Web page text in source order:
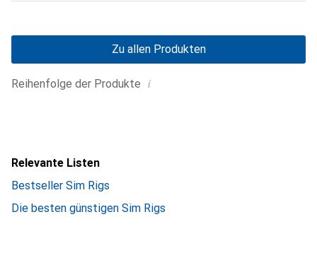
Reihenfolge der Produkte i
Zu allen Produkten
Relevante Listen
Bestseller Sim Rigs
Die besten günstigen Sim Rigs